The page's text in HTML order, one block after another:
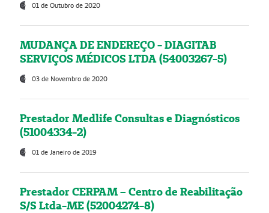
01 de Outubro de 2020
MUDANÇA DE ENDEREÇO - DIAGITAB
SERVIÇOS MÉDICOS LTDA (54003267-5)
03 de Novembro de 2020
Prestador Medlife Consultas e Diagnósticos
(51004334-2)
01 de Janeiro de 2019
Prestador CERPAM – Centro de Reabilitação
S/S Ltda-ME (52004274-8)